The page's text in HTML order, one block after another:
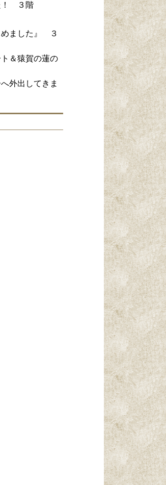
！ ３階
めました』 ３
＆猿賀の蓮の
外出してきま